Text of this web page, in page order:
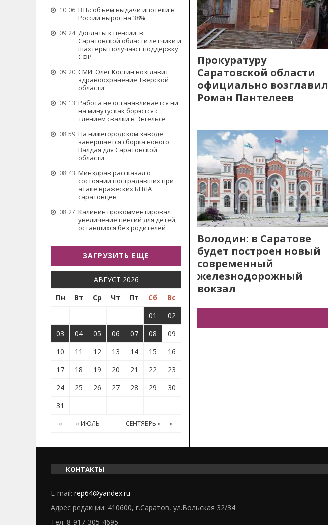
10:06 ВТБ: объем выдачи ипотеки в
России вырос на 38%
09:24 Доплаты к пенсии: в
Саратовской области летчики и
шахтеры получают поддержку
СФР
09:20 СМИ: Олег Костин возглавит
здравоохранение Тверской
области
09:13 Работа не останавливается ни
на минуту: как борются с
тлением свалки в Энгельсе
08:59 На нижегородском заводе
завершается сборка нового
Валдая для Саратовской
области
08:43 Минздрав рассказал о
состоянии пострадавших при
атаке вражеских БПЛА
саратовцев
08:27 Калинин прокомментировал
увеличение пенсий для детей,
оставшихся без родителей
ЗАГРУЗИТЬ ЕЩЕ
АВГУСТ 2026
Пн
Вт Ср Чт Пт Сб
Вс
01
02
03
04 05 06 07 08
09
10
11 12 13 14 15
16
17
18 19 20 21 22
23
24
25 26 27 28 29
30
31
« « ИЮЛЬ СЕНТЯБРЬ » »
Прокуратуру
Саратовской области
официально возглавил
Роман Пантелеев
Володин: в Саратове
будет построен новый
современный
железнодорожный
вокзал
КОНТАКТЫ
E-mail: rep64@yandex.ru
Адрес редакции: 410600, г.Саратов, ул.Вольская 32/34
Тел: 8-917-305-4695